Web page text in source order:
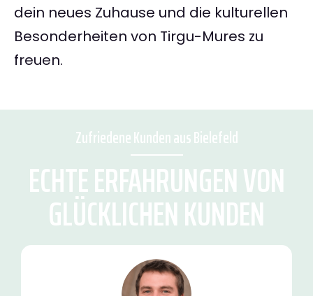
dein neues Zuhause und die kulturellen
Besonderheiten von Tirgu-Mures zu
freuen.
Zufriedene Kunden aus Bielefeld
ECHTE ERFAHRUNGEN VON
GLÜCKLICHEN KUNDEN